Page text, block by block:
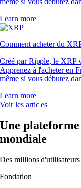
Learn more
Comment acheter du
Créé par Ripple, le XRP
Apprenez à l'acheter en
même si vous débutez
Learn more
Voir les articles
Une
mondiale
Des millions
Fondation